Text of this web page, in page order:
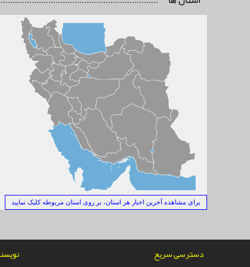
برای مشاهده آخرین اخبار هر استان، بر روی استان مربوطه کلیک نمایید
دسترسی سریع